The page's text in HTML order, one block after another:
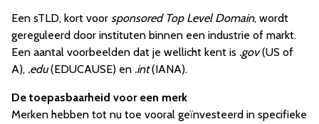
Een sTLD, kort voor sponsored Top Level Domain, wordt
gereguleerd door instituten binnen een industrie of markt.
Een aantal voorbeelden dat je wellicht kent is .gov(US of
A), .edu(EDUCAUSE) en .int(IANA).
De toepasbaarheid voor een merk
Merken hebben tot nu toe vooral geïnvesteerd in specifieke